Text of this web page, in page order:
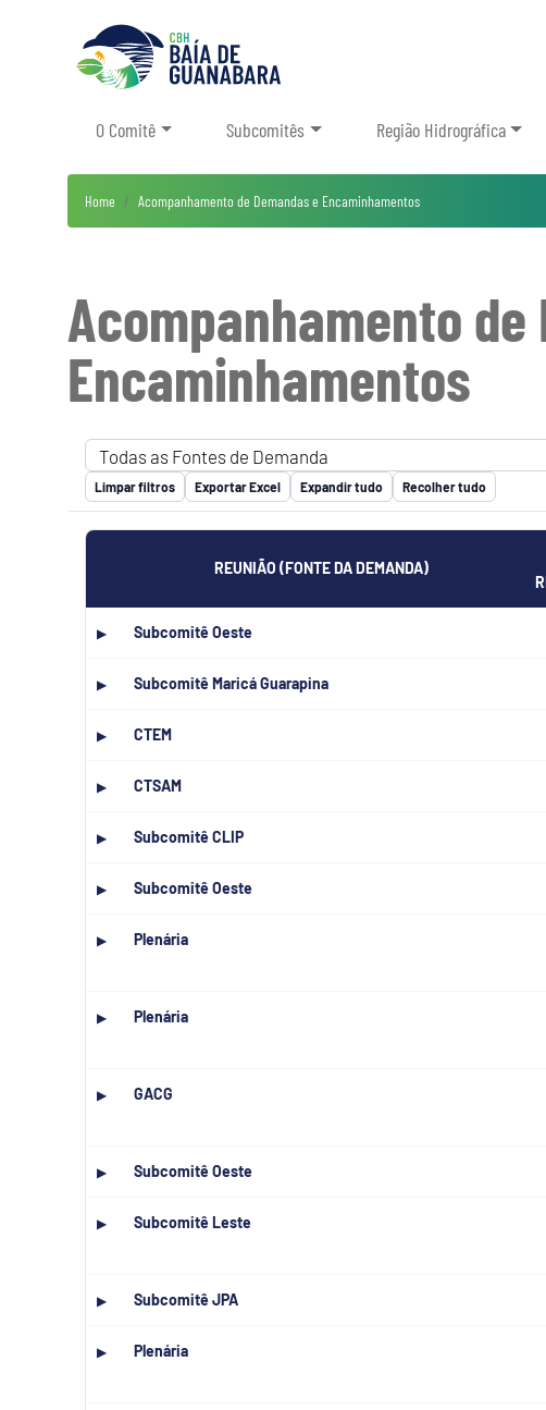
O Comitê Subcomitês Região Hidrográfica
Home Acompanhamento de Demandas e Encaminhamentos
Acompanhamento de
Encaminhamentos
Limpar filtros Exportar Excel Expandir tudo Recolher tudo
REUNIÃO (FONTE DA DEMANDA)
▶ Subcomitê Oeste
▶ Subcomitê Maricá Guarapina
▶ CTEM
▶ CTSAM
▶ Subcomitê CLIP
▶ Subcomitê Oeste
▶ Plenária
▶ Plenária
▶ GACG
▶ Subcomitê Oeste
▶ Subcomitê Leste
▶ Subcomitê JPA
▶ Plenária